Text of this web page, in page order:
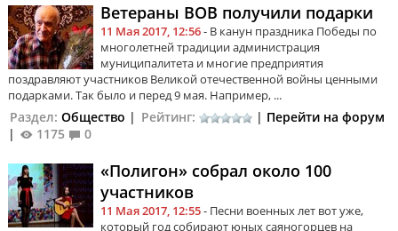
Ветераны ВОВ получили подарки
11 Мая 2017, 12:56- В канун праздника Победы по
многолетней традиции администрация
муниципалитета и многие предприятия
поздравляют участников Великой отечественной войны ценными
подарками. Так было и перед 9 мая. Например, ...
Раздел: Общество | Рейтинг: | Перейти на форум
|
1175 0
«Полигон» собрал около 100
участников
11 Мая 2017, 12:55- Песни военных лет вот уже,
который год собирают юных саяногорцев на